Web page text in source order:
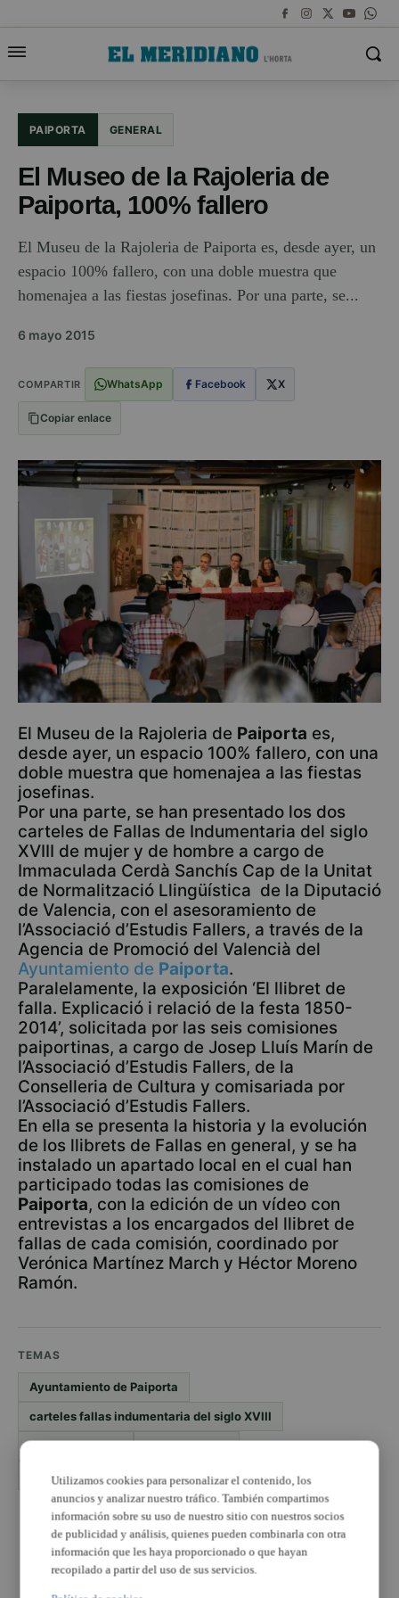
PAIPORTA GENERAL
El Museo de la Rajoleria de
Paiporta, 100% fallero
El Museu de la Rajoleria de Paiporta es, desde ayer, un
espacio 100% fallero, con una doble muestra que
homenajea a las fiestas josefinas. Por una parte, se...
6 mayo 2015
COMPARTIR WhatsApp Facebook X
Copiar enlace
El Museu de la Rajoleria de Paiporta es,
desde ayer, un espacio 100% fallero, con una
doble muestra que homenajea a las fiestas
josefinas.
Por una parte, se han presentado los dos
carteles de Fallas de Indumentaria del siglo
XVIII de mujer y de hombre a cargo de
Immaculada Cerdà Sanchís Cap de la Unitat
de Normalització Llingüística de la Diputació
de Valencia, con el asesoramiento de
l’Associació d’Estudis Fallers, a través de la
Agencia de Promoció del Valencià del
Ayuntamiento de Paiporta.
Paralelamente, la exposición ‘El llibret de
falla. Explicació i relació de la festa 1850-
2014’, solicitada por las seis comisiones
paiportinas, a cargo de Josep Lluís Marín de
l’Associació d’Estudis Fallers, de la
Conselleria de Cultura y comisariada por
l’Associació d’Estudis Fallers.
En ella se presenta la historia y la evolución
de los llibrets de Fallas en general, y se ha
instalado un apartado local en el cual han
participado todas las comisiones de
Paiporta, con la edición de un vídeo con
entrevistas a los encargados del llibret de
fallas de cada comisión, coordinado por
Verónica Martínez March y Héctor Moreno
Ramón.
TEMAS
Ayuntamiento de Paiporta
carteles fallas indumentaria del siglo XVIII
el llibret de falla fallas paiporta
Museo de la Rajolería Paiporta Vicente Íbor
PUBLICIDAD
Utilizamos cookies para personalizar el contenido, los
anuncios y analizar nuestro tráfico. También compartimos
información sobre su uso de nuestro sitio con nuestros socios
de publicidad y análisis, quienes pueden combinarla con otra
información que les haya proporcionado o que hayan
recopilado a partir del uso de sus servicios.